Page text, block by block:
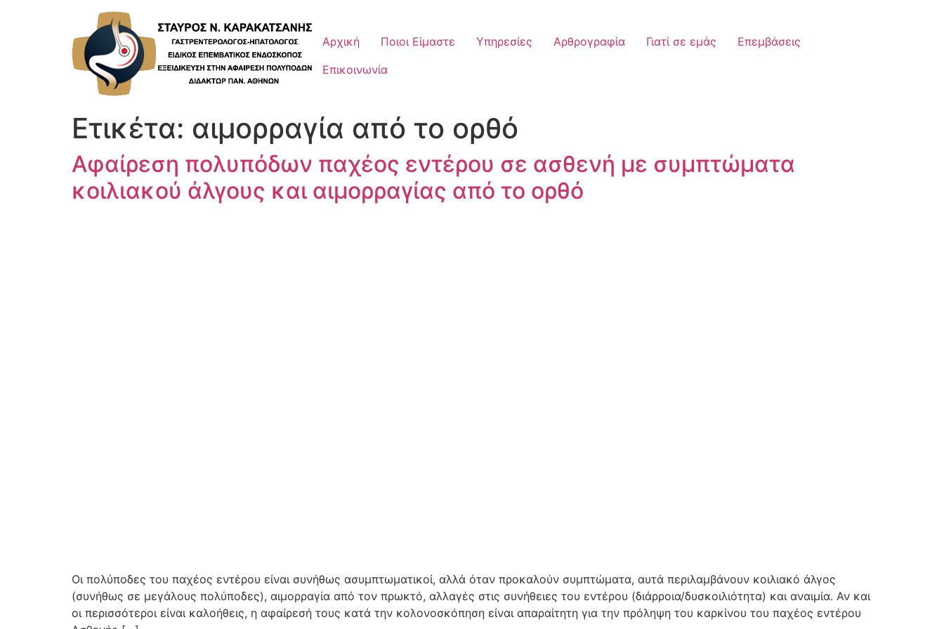
Αρχική Ποιοι Είμαστε Υπηρεσίες Αρθρογραφία Γιατί σε εμάς
Επεμβάσεις
Επικοινωνία
Ετικέτα: αιμορραγία από το ορθό
Αφαίρεση πολυπόδων παχέος εντέρου σε ασθενή με συμπτώματα
κοιλιακού άλγους και αιμορραγίας από το ορθό
Οι πολύποδες του παχέος εντέρου είναι συνήθως ασυμπτωματικοί, αλλά όταν προκαλούν συμπτώματα, αυτά περιλαμβάνουν κοιλιακό άλγος
(συνήθως σε μεγάλους πολύποδες), αιμορραγία από τον πρωκτό, αλλαγές στις συνήθειες του εντέρου (διάρροια/δυσκοιλιότητα) και αναιμία. Αν και
οι περισσότεροι είναι καλοήθεις, η αφαίρεσή τους κατά την κολονοσκόπηση είναι απαραίτητη για την πρόληψη του καρκίνου του παχέος εντέρου